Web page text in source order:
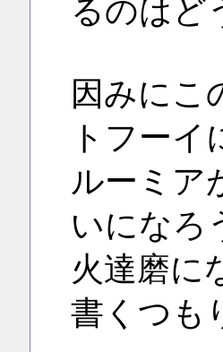
るのはど
因みにこ
トフーイ
ルーミア
いになろ
火達磨に
書くつも